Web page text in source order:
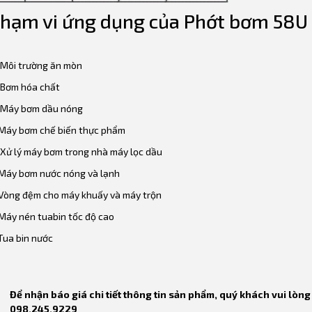
vi ứng dụng của Phớt bơm 58U
trường ăn mòn
hóa chất
bơm dầu nóng
bơm chế biến thực phẩm
lý máy bơm trong nhà máy lọc dầu
bơm nước nóng và lạnh
đệm cho máy khuấy và máy trộn
nén tuabin tốc độ cao
bin nước
Để nhận báo giá chi tiết thông tin sản phẩm, quý khách vui
098.245.9229